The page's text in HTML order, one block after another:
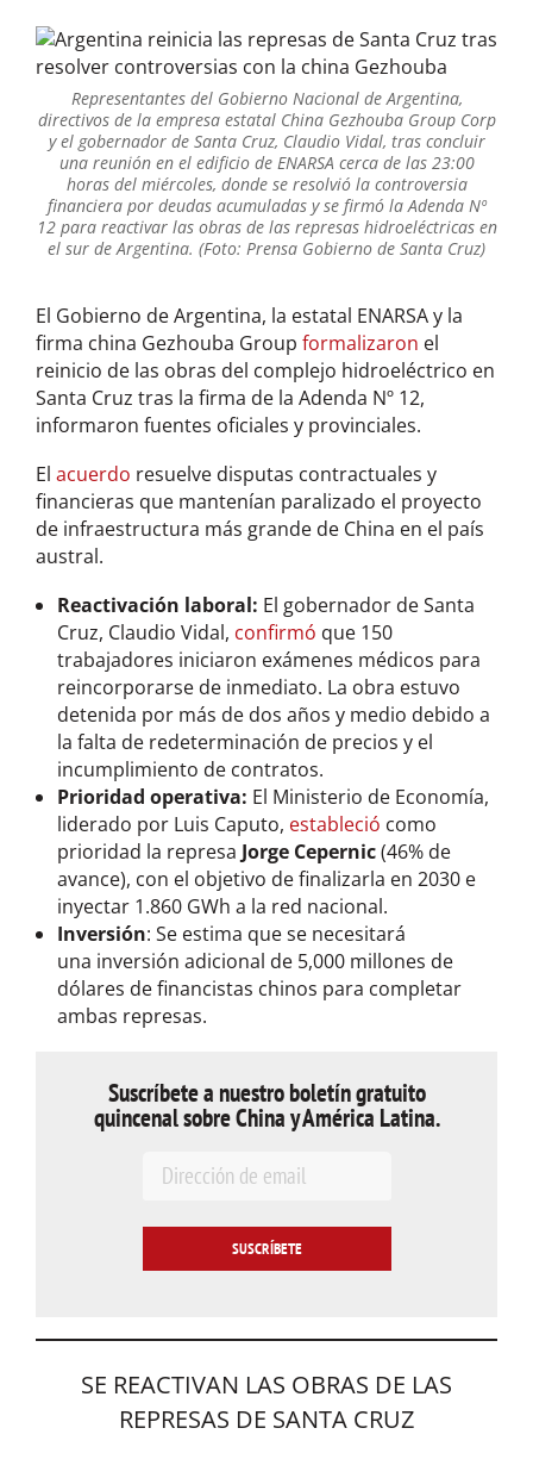
Representantes del Gobierno Nacional de Argentina,
directivos de la empresa estatal China Gezhouba Group Corp
y el gobernador de Santa Cruz, Claudio Vidal, tras concluir
una reunión en el edificio de ENARSA cerca de las 23:00
horas del miércoles, donde se resolvió la controversia
financiera por deudas acumuladas y se firmó la Adenda Nº
12 para reactivar las obras de las represas hidroeléctricas en
el sur de Argentina. (Foto: Prensa Gobierno de Santa Cruz)
El Gobierno de Argentina, la estatal ENARSA y la
firma china Gezhouba Group formalizaron el
reinicio de las obras del complejo hidroeléctrico en
Santa Cruz tras la firma de la Adenda Nº 12,
informaron fuentes oficiales y provinciales.
El acuerdo resuelve disputas contractuales y
financieras que mantenían paralizado el proyecto
de infraestructura más grande de China en el país
austral.
Reactivación laboral: El gobernador de Santa
Cruz, Claudio Vidal, confirmó que 150
trabajadores iniciaron exámenes médicos para
reincorporarse de inmediato. La obra estuvo
detenida por más de dos años y medio debido a
la falta de redeterminación de precios y el
incumplimiento de contratos.
Prioridad operativa: El Ministerio de Economía,
liderado por Luis Caputo, estableció como
prioridad la represa Jorge Cepernic(46% de
avance), con el objetivo de finalizarla en 2030 e
inyectar 1.860 GWh a la red nacional.
Inversión: Se estima que se necesitará
una inversión adicional de 5,000 millones de
dólares de financistas chinos para completar
ambas represas.
Suscríbete a nuestro boletín gratuito
quincenal sobre China y América Latina.
SE REACTIVAN LAS OBRAS DE LAS
REPRESAS DE SANTA CRUZ